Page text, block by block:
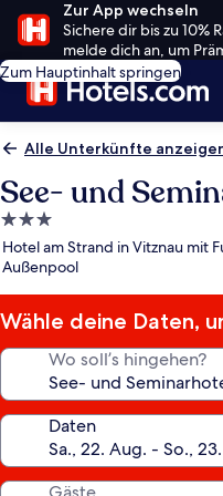
Zur App wechseln
Sichere dir bis zu 10%
melde dich an, um
Zum Hauptinhalt springen
Alle Unterkünfte
See- und
3.0-
Sterne-
Unterkunft
Hotel am Strand in Vitznau mit
Außenpool
Wähle deine Daten,
Wo soll’s hingehen?
Daten